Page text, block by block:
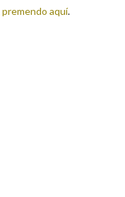
premendo aquí.